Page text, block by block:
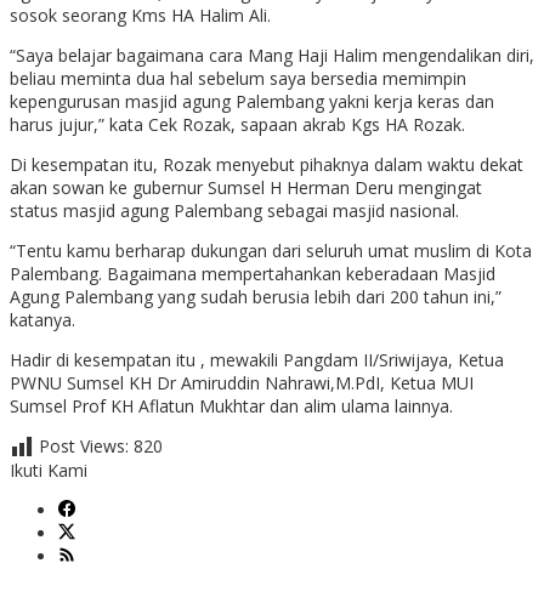
sosok seorang Kms HA Halim Ali.
“Saya belajar bagaimana cara Mang Haji Halim mengendalikan diri,
beliau meminta dua hal sebelum saya bersedia memimpin
kepengurusan masjid agung Palembang yakni kerja keras dan
harus jujur,” kata Cek Rozak, sapaan akrab Kgs HA Rozak.
Di kesempatan itu, Rozak menyebut pihaknya dalam waktu dekat
akan sowan ke gubernur Sumsel H Herman Deru mengingat
status masjid agung Palembang sebagai masjid nasional.
“Tentu kamu berharap dukungan dari seluruh umat muslim di Kota
Palembang. Bagaimana mempertahankan keberadaan Masjid
Agung Palembang yang sudah berusia lebih dari 200 tahun ini,”
katanya.
Hadir di kesempatan itu , mewakili Pangdam II/Sriwijaya, Ketua
PWNU Sumsel KH Dr Amiruddin Nahrawi,M.PdI, Ketua MUI
Sumsel Prof KH Aflatun Mukhtar dan alim ulama lainnya.
Post Views: 820
Ikuti Kami